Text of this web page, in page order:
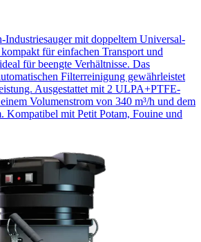
mit doppeltem Universal-
für einfachen Transport und
für beengte Verhältnisse. Das
Filterreinigung gewährleistet
Ausgestattet mit 2 ULPA+PTFE-
Volumenstrom von 340 m³/h und dem
Kompatibel mit Petit Potam, Fouine und